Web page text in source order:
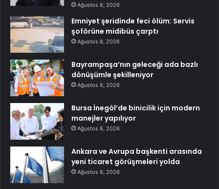
Ağustos 8, 2026
Emniyet şeridinde feci ölüm: Servis
şoförüne midibüs çarptı
Ağustos 8, 2026
Bayrampaşa’nın geleceği ada bazlı
dönüşümle şekilleniyor
Ağustos 8, 2026
Bursa İnegöl’de binicilik için modern
manejler yapılıyor
Ağustos 8, 2026
Ankara ve Avrupa başkenti arasında
yeni ticaret görüşmeleri yolda
Ağustos 8, 2026